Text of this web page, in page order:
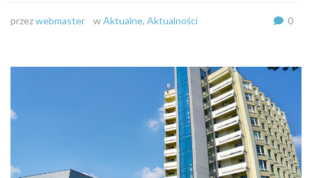
przezwebmaster wAktualne, Aktualności 0